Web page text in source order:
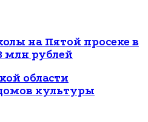
на Пятой просеке в
млн рублей
области
культуры